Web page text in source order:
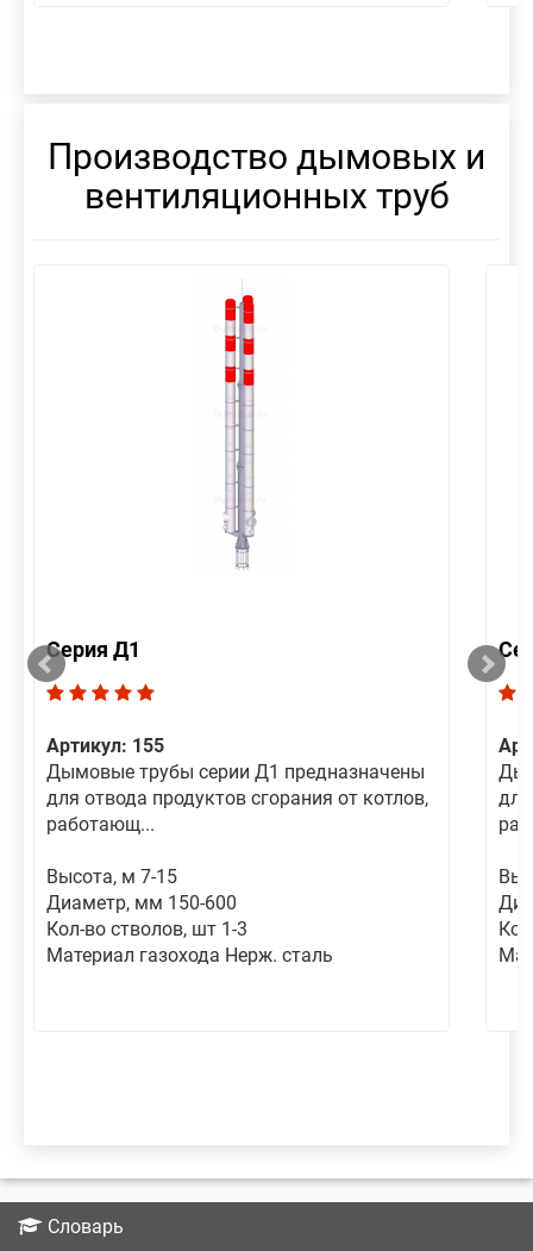
Производство дымовых и
вентиляционных труб
Серия Д1
Артикул: 155
Дымовые трубы серии Д1 предназначены
для отвода продуктов сгорания от котлов,
работающ...
Высота, м 7-15
Диаметр, мм 150-600
Кол-во стволов, шт 1-3
Материал газохода Нерж. сталь
Словарь